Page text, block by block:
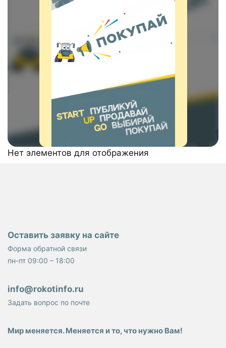
Нет элементов для отображения
Оставить заявку на сайте
Форма обратной связи
пн-пт 09:00 – 18:00
info@rokotinfo.ru
Задать вопрос по почте
Мир меняется. Меняется и то, что нужно Вам!